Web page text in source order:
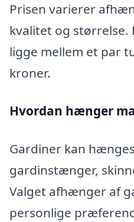
Prisen varierer
kvalitet og størrelse.
ligge mellem et par
kroner.
Hvordan hænger
Gardiner kan
gardinstænger,
Valget afhænger af
personlige